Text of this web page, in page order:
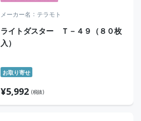
メーカー名 テラモト
ライトダスター Ｔ－４９（８０枚
入）
お取り寄せ
¥5,992 (税抜)